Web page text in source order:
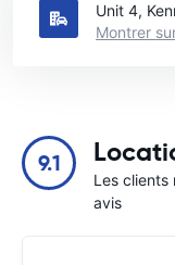
Unit 4,
Montrer
9.1
Les clients
avis